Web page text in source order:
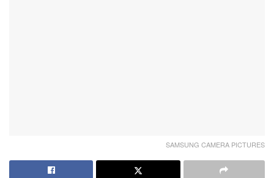
SAMSUNG CAMERA PICTURES